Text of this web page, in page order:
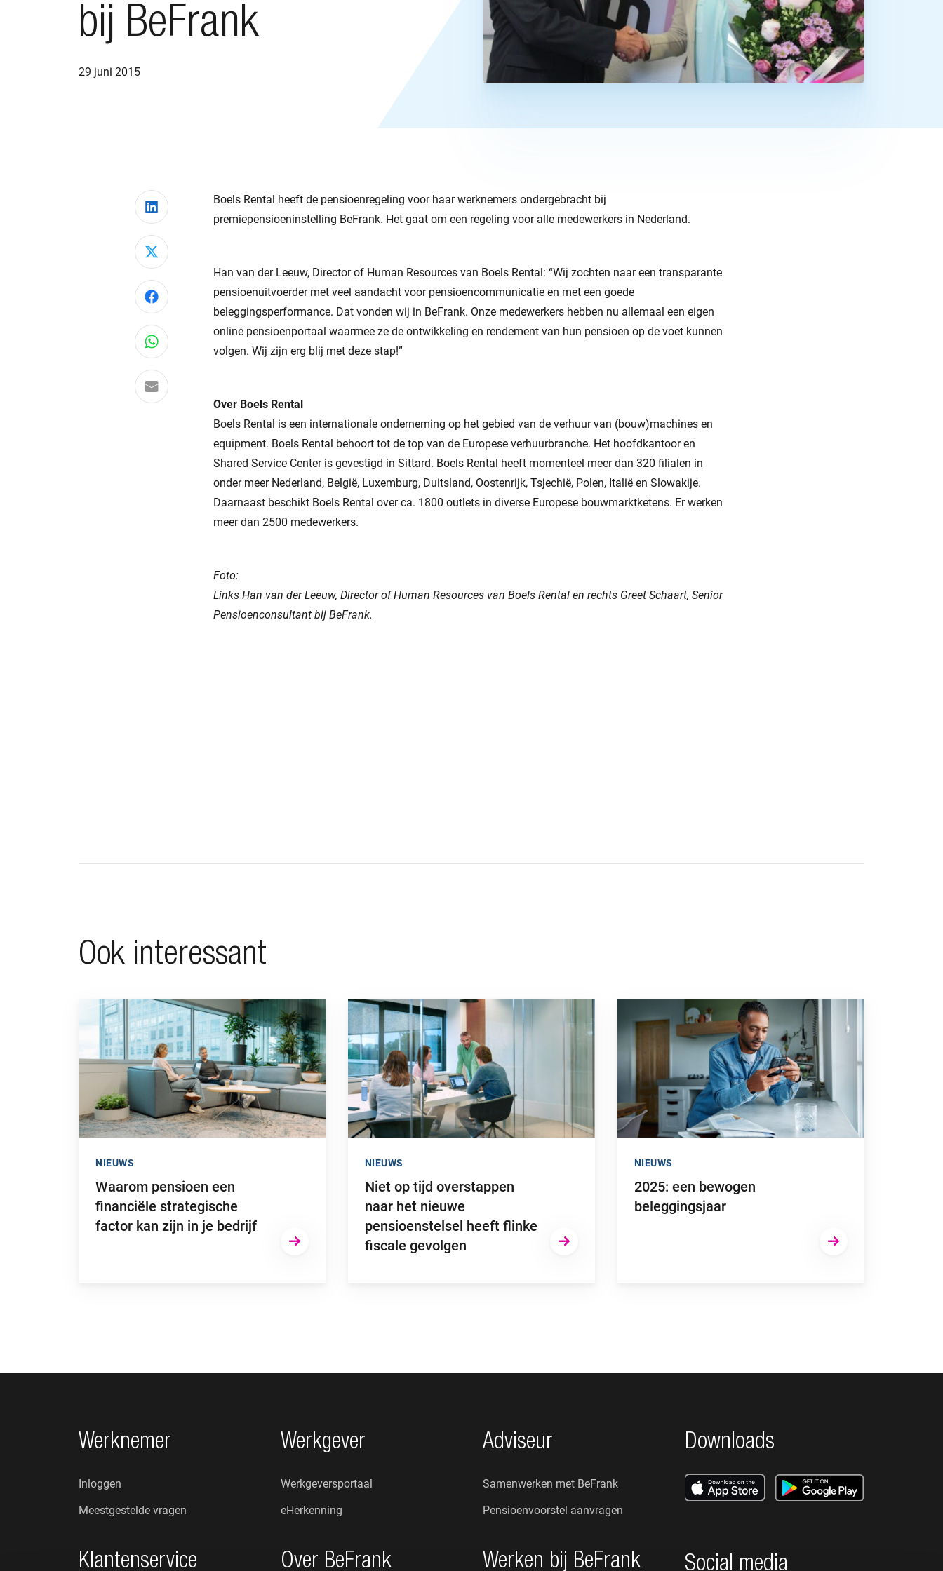
bij BeFrank
29 juni 2015
Boels Rental heeft de pensioenregeling voor haar werknemers ondergebracht bij
premiepensioeninstelling BeFrank. Het gaat om een regeling voor alle medewerkers in Nederland.
Han van der Leeuw, Director of Human Resources van Boels Rental: “Wij zochten naar een transparante
pensioenuitvoerder met veel aandacht voor pensioencommunicatie en met een goede
beleggingsperformance. Dat vonden wij in BeFrank. Onze medewerkers hebben nu allemaal een eigen
online pensioenportaal waarmee ze de ontwikkeling en rendement van hun pensioen op de voet kunnen
volgen. Wij zijn erg blij met deze stap!”
Over Boels Rental
Boels Rental is een internationale onderneming op het gebied van de verhuur van (bouw)machines en
equipment. Boels Rental behoort tot de top van de Europese verhuurbranche. Het hoofdkantoor en
Shared Service Center is gevestigd in Sittard. Boels Rental heeft momenteel meer dan 320 filialen in
onder meer Nederland, België, Luxemburg, Duitsland, Oostenrijk, Tsjechië, Polen, Italië en Slowakije.
Daarnaast beschikt Boels Rental over ca. 1800 outlets in diverse Europese bouwmarktketens. Er werken
meer dan 2500 medewerkers.
Foto:
Links Han van der Leeuw, Director of Human Resources van Boels Rental en rechts Greet Schaart, Senior
Pensioenconsultant bij BeFrank.
Deel via LinkedIn
Deel via X
Deel via Facebook
Deel via WhatsApp
Delen via e-mail
Ook interessant
Ga naar “Waarom pensioen een financiële strategische factor kan zijn in je bedrijf”
Waarom pensioen een
financiële strategische
factor kan zijn in je bedrijf
NIEUWS
Ga naar “Niet op tijd overstappen naar het nieuwe pensioenstelsel heeft flinke fiscale gevolgen”
Niet op tijd overstappen
naar het nieuwe
pensioenstelsel heeft flinke
fiscale gevolgen
NIEUWS
Ga naar “2025: een bewogen beleggingsjaar”
2025: een bewogen
beleggingsjaar
NIEUWS
Footer navigatie
Werknemer
Inloggen
Meestgestelde vragen
Klantenservice
Werkgever
Werkgeversportaal
eHerkenning
Over BeFrank
Adviseur
Samenwerken met BeFrank
Pensioenvoorstel aanvragen
Werken bij BeFrank
Downloads
Social media